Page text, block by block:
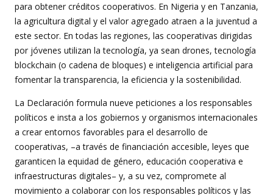
para obtener créditos cooperativos. En Nigeria y en Tanzania,
la agricultura digital y el valor agregado atraen a la juventud a
este sector. En todas las regiones, las cooperativas dirigidas
por jóvenes utilizan la tecnología, ya sean drones, tecnología
blockchain (o cadena de bloques) e inteligencia artificial para
fomentar la transparencia, la eficiencia y la sostenibilidad.
La Declaración formula nueve peticiones a los responsables
políticos e insta a los gobiernos y organismos internacionales
a crear entornos favorables para el desarrollo de
cooperativas, –a través de financiación accesible, leyes que
garanticen la equidad de género, educación cooperativa e
infraestructuras digitales– y, a su vez, compromete al
movimiento a colaborar con los responsables políticos y las